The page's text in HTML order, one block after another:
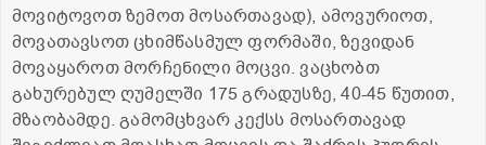
მოვიტოვოთ ზემოთ მოსართავად), ამოვურიოთ,
მოვათავსოთ ცხიმწასმულ ფორმაში, ზევიდან
მოვაყაროთ მორჩენილი მოცვი. ვაცხობთ
გახურებულ ღუმელში 175 გრადუსზე, 40-45 წუთით,
მზაობამდე. გამომცხვარ კექსს მოსართავად